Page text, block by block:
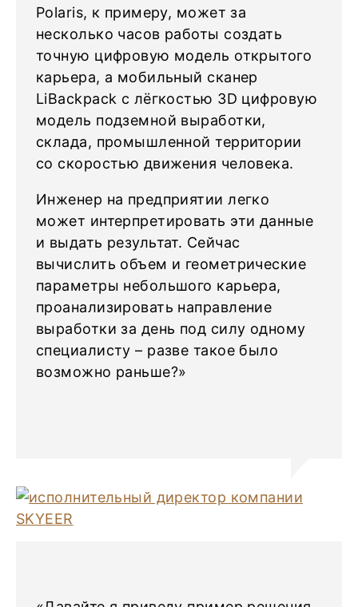
Polaris, к примеру, может за
несколько часов работы создать
точную цифровую модель открытого
карьера, а мобильный сканер
LiBackpack с лёгкостью 3D цифровую
модель подземной выработки,
склада, промышленной территории
со скоростью движения человека.
Инженер на предприятии легко
может интерпретировать эти данные
и выдать результат. Сейчас
вычислить объем и геометрические
параметры небольшого карьера,
проанализировать направление
выработки за день под силу одному
специалисту – разве такое было
возможно раньше?»